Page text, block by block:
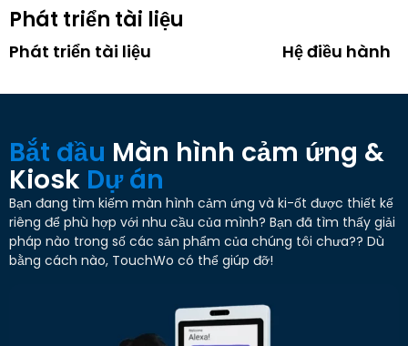
Phát triển tài liệu
Phát triển tài liệu Hệ điều hành
Bắt đầu Màn hình cảm ứng &
Kiosk Dự án
Bạn đang tìm kiếm màn hình cảm ứng và ki-ốt được thiết kế
riêng để phù hợp với nhu cầu của mình? Bạn đã tìm thấy giải
pháp nào trong số các sản phẩm của chúng tôi chưa?? Dù
bằng cách nào, TouchWo có thể giúp đỡ!